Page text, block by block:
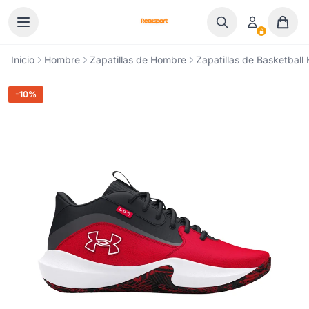
Inicio Hombre Zapatillas de Hombre Zapatillas de Basketball
-10%